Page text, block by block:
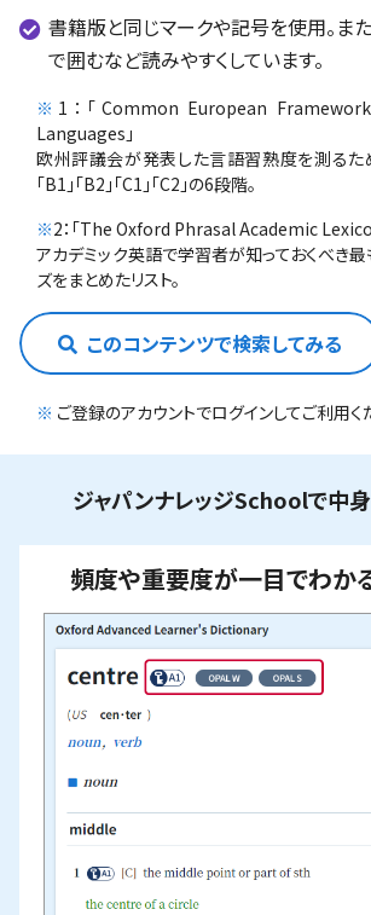
書籍版と同じマークや記号を使用。ま
で囲むなど読みやすくしています。
※ 1：「Common European
Languages」
欧州評議会が発表した言語習熟度を測るため
「B1」「B2」「C1」「C2」の6段階。
※2：「The Oxford Phrasal Academic
アカデミック英語で学習者が知っておくべき
ズをまとめたリスト。
このコンテンツで検索してみる
※ ご登録のアカウントでログインしてご利用く
ジャパンナレッジSchoolで中
頻度や重要度が一目でわか